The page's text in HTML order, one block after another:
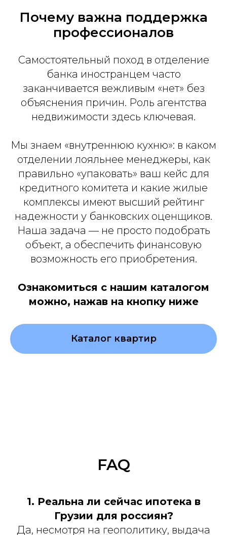
Почему важна поддержка
профессионалов
Самостоятельный поход в отделение
банка иностранцем часто
заканчивается вежливым «нет» без
объяснения причин. Роль агентства
недвижимости здесь ключевая.
Мы знаем «внутреннюю кухню»: в каком
отделении лояльнее менеджеры, как
правильно «упаковать» ваш кейс для
кредитного комитета и какие жилые
комплексы имеют высший рейтинг
надежности у банковских оценщиков.
Наша задача — не просто подобрать
объект, а обеспечить финансовую
возможность его приобретения.
Ознакомиться с нашим каталогом
можно, нажав на кнопку ниже
Каталог квартир
FAQ
1. Реальна ли сейчас ипотека в
Грузии для россиян?
Да, несмотря на геополитику, выдача